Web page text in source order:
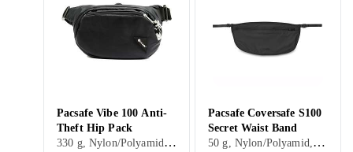
Pacsafe Vibe 100 Anti-
Theft Hip Pack
330 g, Nylon/Polyamid, Polyester, Lämplig även som axelväska, 4 liter
Pacsafe Coversafe S100
Secret Waist Band
50 g, Nylon/Polyamid, Kanvas